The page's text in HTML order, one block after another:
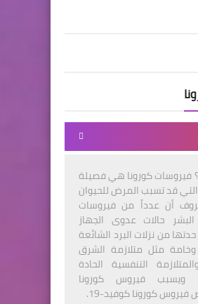
فيروسات كورونا هي فصيلة
قد تسبب المرض للحيوان
أن عدداً من فيروسات
حالات عدوى الجهاز
من نزلات البرد الشائعة
مثل متلازمة الشرق
التنفسية الحادة
ويسبب فيروس كورونا
كورونا كوفيد-19.